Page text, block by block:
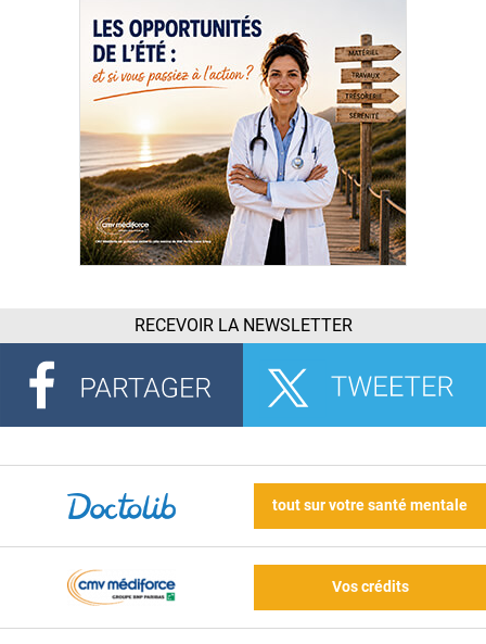
RECEVOIR LA NEWSLETTER
tout sur votre santé mentale
Vos crédits